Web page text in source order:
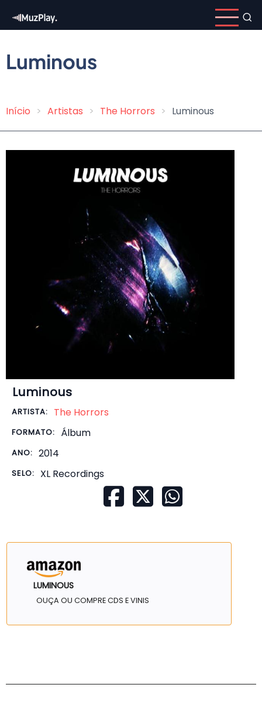
para
conteúdo
principal
Luminous
Trilha
navegação
Início Artistas The Horrors Luminous
Luminous
ARTISTA: The Horrors
FORMATO: Álbum
ANO: 2014
SELO: XL Recordings
LUMINOUS
OUÇA OU COMPRE CDS E VINIS